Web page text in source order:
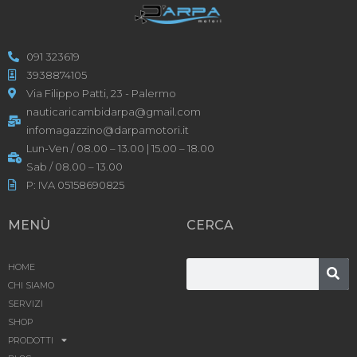
091 323619
3938874105
Via Filippo Patti, 23 - Palermo
nauticaricambidarpa@gmail.com
infomagazzino@darpamotori.it
Lun-Ven / 08.00 – 13.00 | 15.00 – 18.00
Sab / 08.00 – 13.00
P: IVA 05158690825
MENÙ
HOME
CHI SIAMO
SERVIZI
SHOP
PRODOTTI
CERCA